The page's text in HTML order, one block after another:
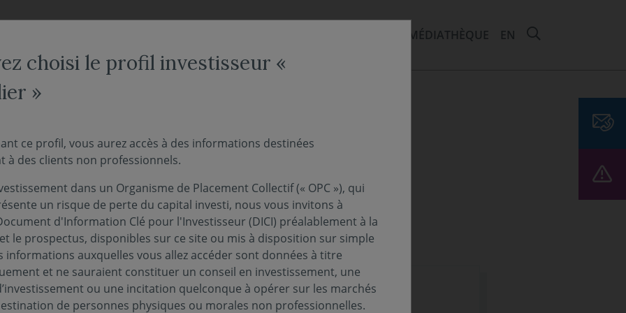
MÉDIATHÈQUE EN
se poursuit dans le
12 janvier 2018
choisi le profil investisseur «
»
ce profil, vous aurez accès à des informations destinées
à des clients non professionnels.
dans un Organisme de Placement Collectif (« OPC »), qui
un risque de perte du capital investi, nous vous invitons à
d'Information Clé pour l'Investisseur (DICI) préalablement à la
le prospectus, disponibles sur ce site ou mis à disposition sur simple
informations auxquelles vous allez accéder sont données à titre
et ne sauraient constituer un conseil en investissement, une
ou une incitation quelconque à opérer sur les marchés
de personnes physiques ou morales non professionnelles.